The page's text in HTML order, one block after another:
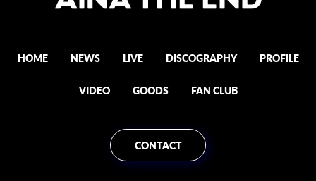
HOME NEWS LIVE DISCOGRAPHY PROFILE
VIDEO GOODS FAN CLUB
CONTACT